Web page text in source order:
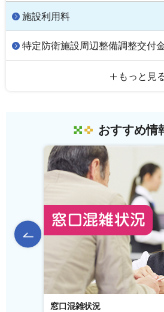
施設利用料
特定防衛施設周辺整備調整交付
もっと見
おすすめ情
前のスライドを表示
窓口混雑状況